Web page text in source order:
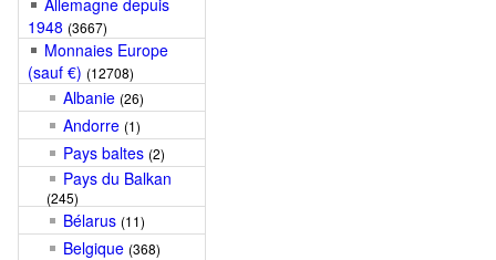
Allemagne depuis
1948 (3667)
Monnaies Europe
(sauf €) (12708)
Albanie (26)
Andorre (1)
Pays baltes (2)
Pays du Balkan
(245)
Bélarus (11)
Belgique (368)